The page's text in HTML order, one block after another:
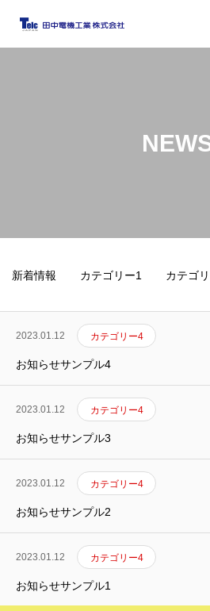
新着情報 カテゴリー1 カテゴ
2023.01.12 カテゴリー4
お知らせサンプル4
2023.01.12 カテゴリー4
お知らせサンプル3
2023.01.12 カテゴリー4
お知らせサンプル2
2023.01.12 カテゴリー4
お知らせサンプル1